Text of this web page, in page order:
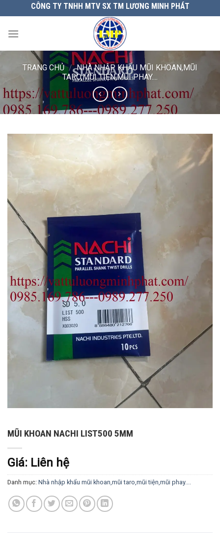
đến
nội
CÔNG TY TNHH MTV SX TM LƯƠNG MINH PHÁT
TRANG CHỦ / NHÀ NHẬP KHẨU MŨI KHOAN,MŨI
TARO,MŨI TIỆN,MŨI PHAY....
MŨI KHOAN NACHI LIST500 5MM
Giá: Liên hệ
Danh mục: Nhà nhập khẩu mũi khoan,mũi taro,mũi tiện,mũi phay....